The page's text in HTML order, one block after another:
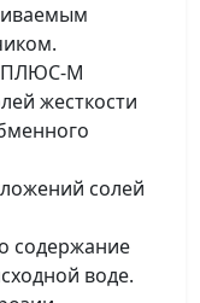
М
жесткости
солей
содержание
воде.